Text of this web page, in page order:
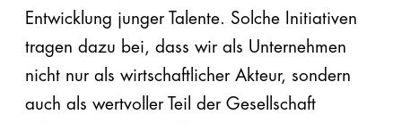
Entwicklung junger Talente. Solche Initiativen
tragen dazu bei, dass wir als Unternehmen
nicht nur als wirtschaftlicher Akteur, sondern
auch als wertvoller Teil der Gesellschaft